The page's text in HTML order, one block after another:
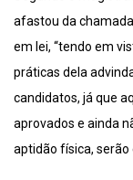
afastou da
em lei, “tendo em
práticas dela
candidatos, já que
aprovados e ainda
aptidão física, serão